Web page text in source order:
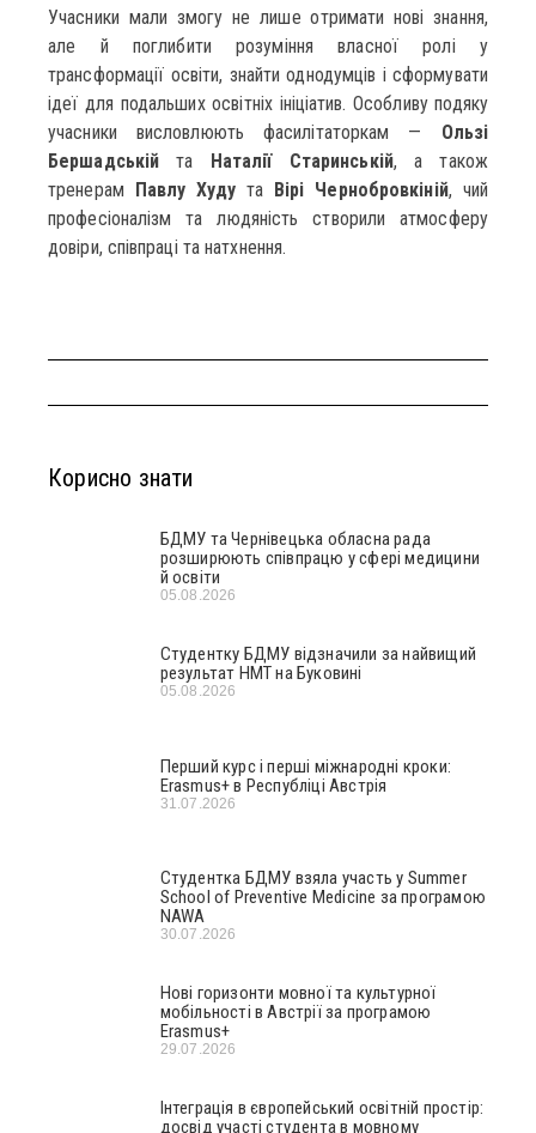
Учасники мали змогу не лише отримати нові знання,
але й поглибити розуміння власної ролі у
трансформації освіти, знайти однодумців і сформувати
ідеї для подальших освітніх ініціатив. Особливу подяку
учасники висловлюють фасилітаторкам — Ользі
Бершадській та Наталії Старинській, а також
тренерам Павлу Худу та Вірі Чернобровкіній, чий
професіоналізм та людяність створили атмосферу
довіри, співпраці та натхнення.
Корисно знати
БДМУ та Чернівецька обласна рада
розширюють співпрацю у сфері медицини
й освіти
05.08.2026
Студентку БДМУ відзначили за найвищий
результат НМТ на Буковині
05.08.2026
Перший курс і перші міжнародні кроки:
Erasmus+ в Республіці Австрія
31.07.2026
Студентка БДМУ взяла участь у Summer
School of Preventive Medicine за програмою
NAWA
30.07.2026
Нові горизонти мовної та культурної
мобільності в Австрії за програмою
Erasmus+
29.07.2026
Інтеграція в європейський освітній простір:
досвід участі студента в мовному